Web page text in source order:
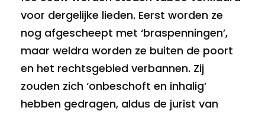
voor dergelijke lieden. Eerst worden ze
nog afgescheept met ‘braspenningen’,
maar weldra worden ze buiten de poort
en het rechtsgebied verbannen. Zij
zouden zich ‘onbeschoft en inhalig’
hebben gedragen, aldus de jurist van